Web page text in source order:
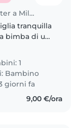
Lavoro per babysitter a Milano
tranquilla
bimba di un
di
Sono
1
Bambino
giorni fa
9,00 €/ora